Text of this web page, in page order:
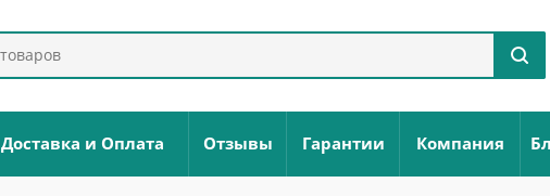
Доставка и Оплата Отзывы Гарантии Компания